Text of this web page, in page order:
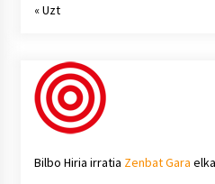
« Uzt
Bilbo Hiria irratia Zenbat Gara